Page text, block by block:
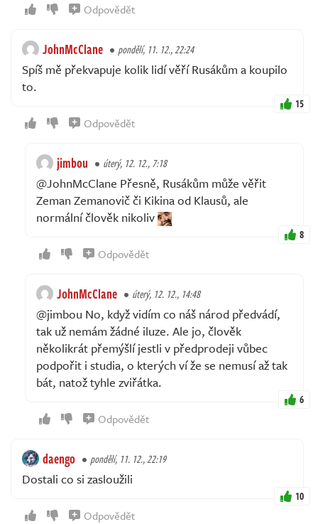
Odpovědět
JohnMcClane pondělí, 11. 12., 22:24
Spíš mě překvapuje kolik lidí věří Rusákům a koupilo
to.
15
Odpovědět
jimbou úterý, 12. 12., 7:18
@JohnMcClane Přesně, Rusákům může věřit
Zeman Zemanovič či Kikina od Klausů, ale
normální člověk nikoliv
8
Odpovědět
JohnMcClane úterý, 12. 12., 14:48
@jimbou No, když vidím co náš národ předvádí,
tak už nemám žádné iluze. Ale jo, člověk
několikrát přemýšlí jestli v předprodeji vůbec
podpořit i studia, o kterých ví že se nemusí až tak
bát, natož tyhle zviřátka.
6
Odpovědět
daengo pondělí, 11. 12., 22:19
Dostali co si zasloužili
10
Odpovědět